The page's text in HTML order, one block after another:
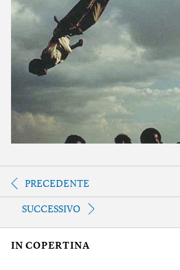
PRECEDENTE
SUCCESSIVO
IN COPERTINA